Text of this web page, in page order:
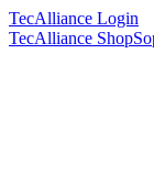
TecAlliance Login
TecAlliance Shop